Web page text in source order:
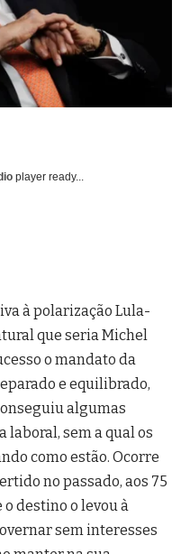
player ready...
à polarização Lula-
que seria Michel
o mandato da
e equilibrado,
algumas
laboral, sem a qual os
como estão. Ocorre
no passado, aos 75
destino o levou à
sem interesses